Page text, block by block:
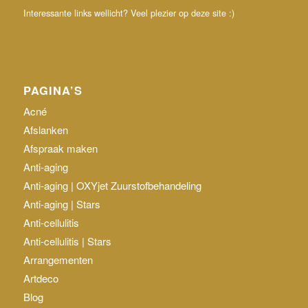
Interessante links wellicht? Veel plezier op deze site :)
PAGINA’S
Acné
Afslanken
Afspraak maken
Anti-aging
Anti-aging | OXYjet Zuurstofbehandeling
Anti-aging | Stars
Anti-cellulitis
Anti-cellulitis | Stars
Arrangementen
Artdeco
Blog